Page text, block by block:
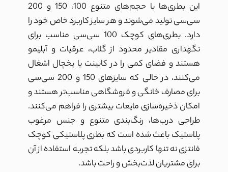
این بطری‌ها با حجم‌های متنوع 100، 150 و 200
سی‌سی تولید می‌شوند و هر سایز کاربرد خاص خود را
دارد. بطری‌های کوچک 100 سی‌سی مناسب برای
نگهداری مقادیر محدود از گلاب، عرقیات و آبلیمو
هستند و فضای کمی را در کابینت یا یخچال اشغال
می‌کنند، در حالی که سایزهای 150 و 200 سی‌سی
برای مصارف خانگی و فروشگاهی مناسب‌تر هستند و
امکان ذخیره‌سازی مایعات بیشتری را فراهم می‌کنند.
طراحی درب‌ها، رنگ‌بندی متنوع و جنس مرغوب
پلاستیک باعث شده است که بطری پلاستیکی کوچک
فانتزی نه تنها کاربردی باشد بلکه تجربه استفاده از آن
برای مشتریان لذت‌بخش و راحت باشد.